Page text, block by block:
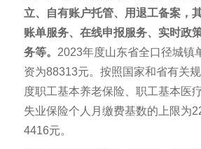
立、自有账户托管、用退工备案，
账单服务、在线申报服务、实时政
务等。 2023年度山东省全口径城镇
资为88313元。按照国家和省有关
度职工基本养老保险、职工基本医
失业保险个人月缴费基数的上限为
4416元。